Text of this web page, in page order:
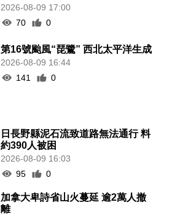
2026-08-09 17:00
70
0
第16號颱風“琵鷺” 西北太平洋生成
2026-08-09 16:44
141
0
日長野縣泥石流致道路無法通行 料
約390人被困
2026-08-09 16:03
95
0
加拿大卑詩省山火蔓延 逾2萬人撤
離